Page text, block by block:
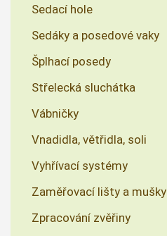
Sedací hole
Sedáky a posedové vaky
Šplhací posedy
Střelecká sluchátka
Vábničky
Vnadidla, větřidla, soli
Vyhřívací systémy
Zaměřovací lišty a mušky
Zpracování zvěřiny